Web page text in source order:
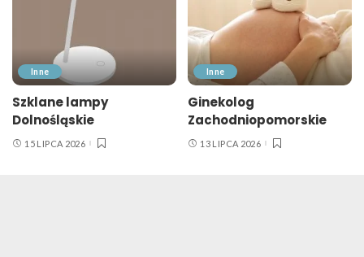
Inne
Szklane lampy
Dolnośląskie
15 LIPCA 2026
Inne
Ginekolog
Zachodniopomorskie
13 LIPCA 2026